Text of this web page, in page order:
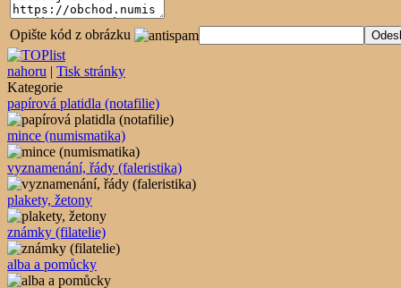
Opište kód z obrázku
nahoru | Tisk stránky
Kategorie
papírová platidla (notafilie)
mince (numismatika)
vyznamenání, řády (faleristika)
plakety, žetony
známky (filatelie)
alba a pomůcky